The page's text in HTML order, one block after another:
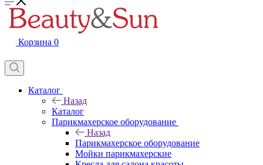
Корзина 0
Каталог
Назад
Каталог
Парикмахерское оборудование
Назад
Парикмахерское оборудование
Мойки парикмахерские